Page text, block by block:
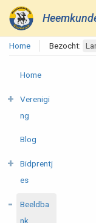
Home Bezocht:
Home
Verenigi
ng
Blog
Bidprentj
es
Beeldba
nk